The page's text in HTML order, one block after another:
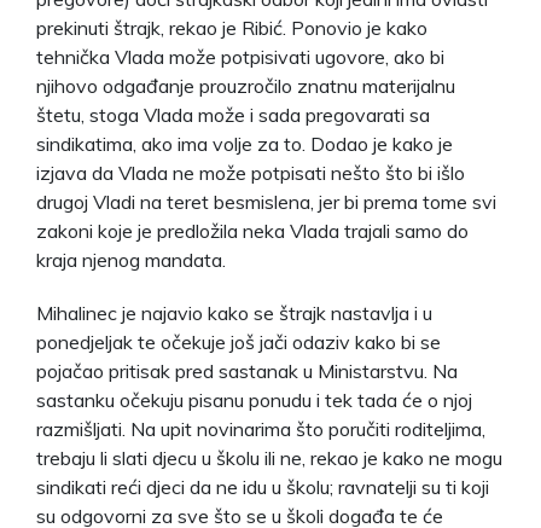
prekinuti štrajk, rekao je Ribić. Ponovio je kako
tehnička Vlada može potpisivati ugovore, ako bi
njihovo odgađanje prouzročilo znatnu materijalnu
štetu, stoga Vlada može i sada pregovarati sa
sindikatima, ako ima volje za to. Dodao je kako je
izjava da Vlada ne može potpisati nešto što bi išlo
drugoj Vladi na teret besmislena, jer bi prema tome svi
zakoni koje je predložila neka Vlada trajali samo do
kraja njenog mandata.
Mihalinec je najavio kako se štrajk nastavlja i u
ponedjeljak te očekuje još jači odaziv kako bi se
pojačao pritisak pred sastanak u Ministarstvu. Na
sastanku očekuju pisanu ponudu i tek tada će o njoj
razmišljati. Na upit novinarima što poručiti roditeljima,
trebaju li slati djecu u školu ili ne, rekao je kako ne mogu
sindikati reći djeci da ne idu u školu; ravnatelji su ti koji
su odgovorni za sve što se u školi događa te će